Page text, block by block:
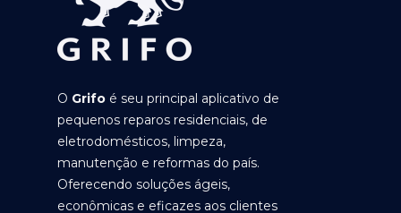
O Grifo é seu principal aplicativo de
pequenos reparos residenciais, de
eletrodomésticos, limpeza,
manutenção e reformas do país.
Oferecendo soluções ágeis,
econômicas e eficazes aos clientes